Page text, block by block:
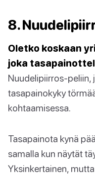
8.
Oletko koskaan
joka
Nuudelipiirros-peliin,
tasapainokyky
kohtaamisessa.
Tasapainota kynä
samalla kun näytät
Yksinkertainen,